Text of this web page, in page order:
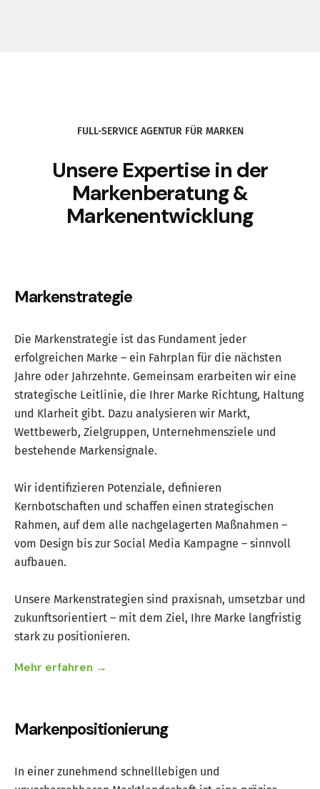
FULL-SERVICE AGENTUR FÜR MARKEN
Unsere Expertise in der
Markenberatung &
Markenentwicklung
Markenstrategie
Die Markenstrategie ist das Fundament jeder
erfolgreichen Marke – ein Fahrplan für die nächsten
Jahre oder Jahrzehnte. Gemeinsam erarbeiten wir eine
strategische Leitlinie, die Ihrer Marke Richtung, Haltung
und Klarheit gibt. Dazu analysieren wir Markt,
Wettbewerb, Zielgruppen, Unternehmensziele und
bestehende Markensignale.
Wir identifizieren Potenziale, definieren
Kernbotschaften und schaffen einen strategischen
Rahmen, auf dem alle nachgelagerten Maßnahmen –
vom Design bis zur Social Media Kampagne – sinnvoll
aufbauen.
Unsere Markenstrategien sind praxisnah, umsetzbar und
zukunftsorientiert – mit dem Ziel, Ihre Marke langfristig
stark zu positionieren.
Mehr erfahren →
Markenpositionierung
In einer zunehmend schnelllebigen und